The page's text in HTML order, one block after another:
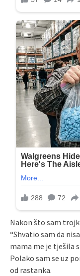
Nakon što sam
“Shvatio sam da
mama me je tješila
Polako sam se uz
od rastanka.